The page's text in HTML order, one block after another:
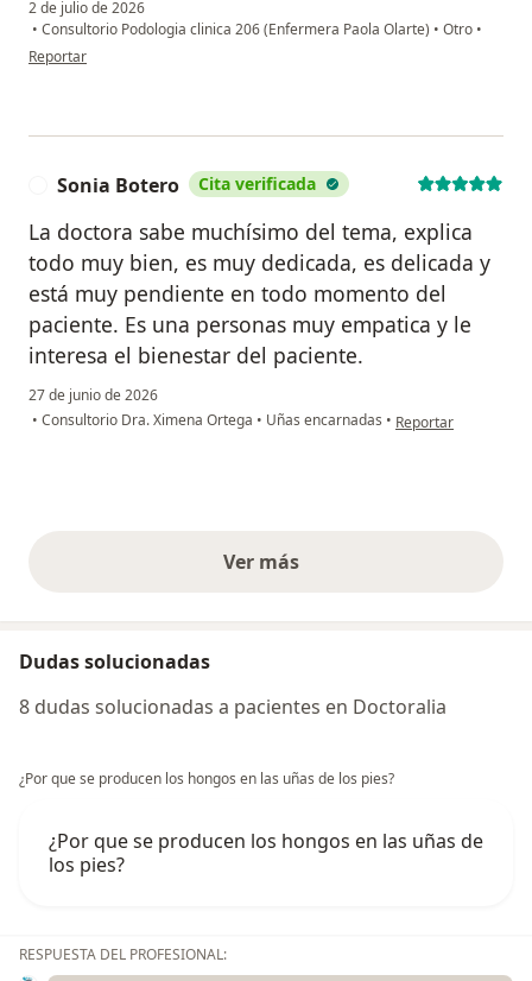
2 de julio de 2026
• Consultorio Podologia clinica 206 (Enfermera Paola Olarte) • Otro •
en opinión del usuario Tatiana Zambrano
Reportar
Sonia Botero Cita verificada
La doctora sabe muchísimo del tema, explica
todo muy bien, es muy dedicada, es delicada y
está muy pendiente en todo momento del
paciente. Es una personas muy empatica y le
interesa el bienestar del paciente.
27 de junio de 2026
• Consultorio Dra. Ximena Ortega • Uñas encarnadas • en opinión del
Reportar
Ver másopiniones anteriores
Dudas solucionadas
8 dudas solucionadas a pacientes en Doctoralia
¿Por que se producen los hongos en las uñas de los pies?
¿Por que se producen los hongos en las uñas de
los pies?
RESPUESTA DEL PROFESIONAL: